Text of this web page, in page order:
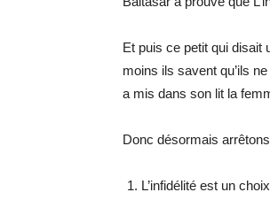
Et puis ce petit qui disait
moins ils savent qu’ils
a mis dans son lit la
Donc désormais
L’infidélité est un